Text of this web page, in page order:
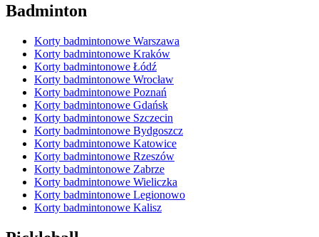
Badminton
Korty badmintonowe Warszawa
Korty badmintonowe Kraków
Korty badmintonowe Łódź
Korty badmintonowe Wrocław
Korty badmintonowe Poznań
Korty badmintonowe Gdańsk
Korty badmintonowe Szczecin
Korty badmintonowe Bydgoszcz
Korty badmintonowe Katowice
Korty badmintonowe Rzeszów
Korty badmintonowe Zabrze
Korty badmintonowe Wieliczka
Korty badmintonowe Legionowo
Korty badmintonowe Kalisz